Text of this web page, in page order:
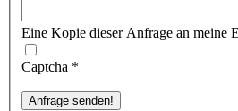
Eine Kopie dieser Anfrage an meine
Captcha *